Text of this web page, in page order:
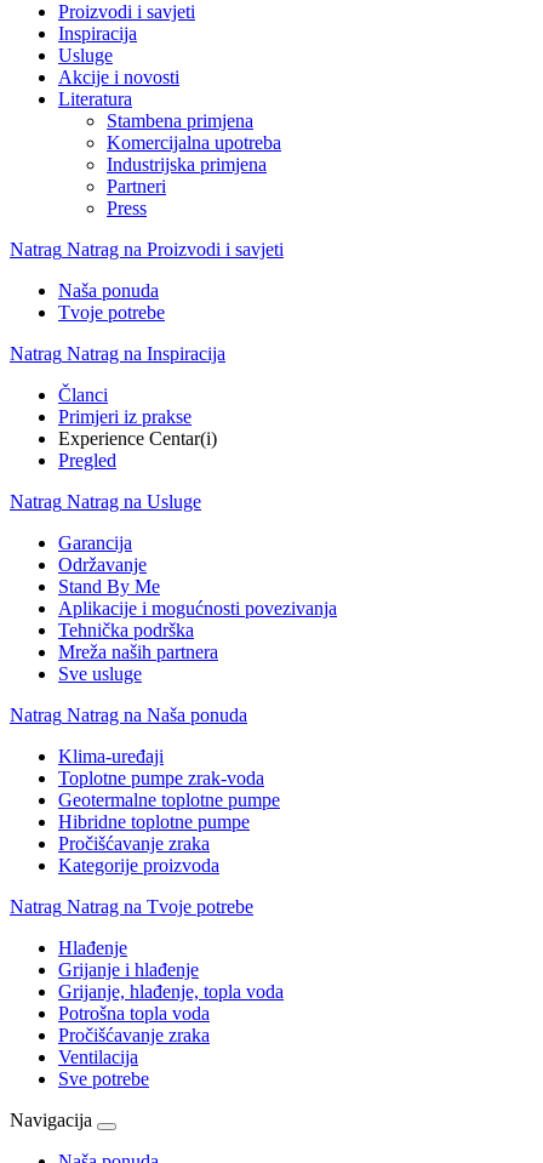
Proizvodi i savjeti
Inspiracija
Usluge
Akcije i novosti
Literatura
Stambena primjena
Komercijalna upotreba
Industrijska primjena
Partneri
Press
Natrag Natrag na Proizvodi i savjeti
Naša ponuda
Tvoje potrebe
Natrag Natrag na Inspiracija
Članci
Primjeri iz prakse
Experience Centar(i)
Pregled
Natrag Natrag na Usluge
Garancija
Održavanje
Stand By Me
Aplikacije i mogućnosti povezivanja
Tehnička podrška
Mreža naših partnera
Sve usluge
Natrag Natrag na Naša ponuda
Klima-uređaji
Toplotne pumpe zrak-voda
Geotermalne toplotne pumpe
Hibridne toplotne pumpe
Pročišćavanje zraka
Kategorije proizvoda
Natrag Natrag na Tvoje potrebe
Hlađenje
Grijanje i hlađenje
Grijanje, hlađenje, topla voda
Potrošna topla voda
Pročišćavanje zraka
Ventilacija
Sve potrebe
Navigacija